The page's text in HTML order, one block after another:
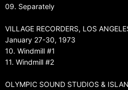
09. Separately
VILLAGE RECORDERS, LOS
January 27-30, 1973
10. Windmill #1
11. Windmill #2
OLYMPIC SOUND STUDIOS &